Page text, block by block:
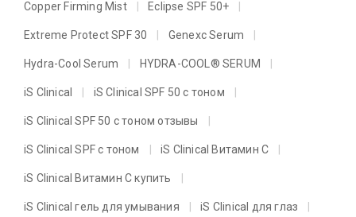
Copper Firming Mist Eclipse SPF 50+
Extreme Protect SPF 30 Genexc Serum
Hydra-Cool Serum HYDRA-COOL® SERUM
iS Clinical iS Clinical SPF 50 с тоном
iS Clinical SPF 50 с тоном отзывы
iS Clinical SPF с тоном iS Clinical Витамин C
iS Clinical Витамин C купить
iS Clinical гель для умывания iS Clinical для глаз